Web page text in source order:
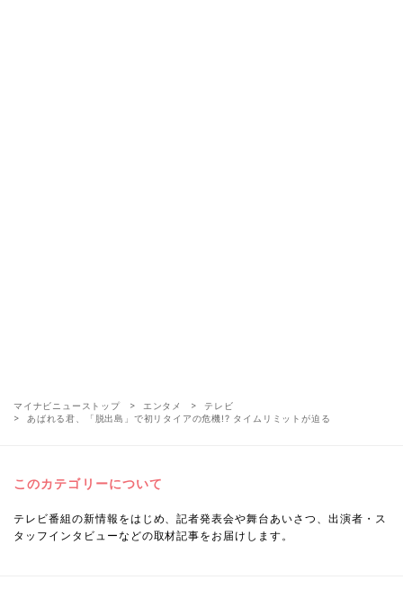
マイナビニューストップ エンタメ
テレビ
あばれる君、「脱出島」で初リタイアの危機!? タイムリミットが迫る
このカテゴリーについて
テレビ番組の新情報をはじめ、記者発表会や舞台あいさつ、出演者・ス
タッフインタビューなどの取材記事をお届けします。